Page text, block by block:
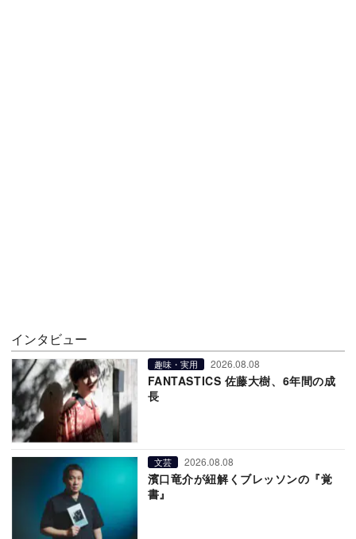
インタビュー
趣味・実用 2026.08.08
FANTASTICS 佐藤大樹、6年間の成
長
文芸 2026.08.08
濱口竜介が紐解くブレッソンの『覚
書』